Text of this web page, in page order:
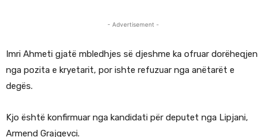
- Advertisement -
Imri Ahmeti gjatë mbledhjes së djeshme ka ofruar dorëheqjen
nga pozita e kryetarit, por ishte refuzuar nga anëtarët e
degës.
Kjo është konfirmuar nga kandidati për deputet nga Lipjani,
Armend Grajqevci.